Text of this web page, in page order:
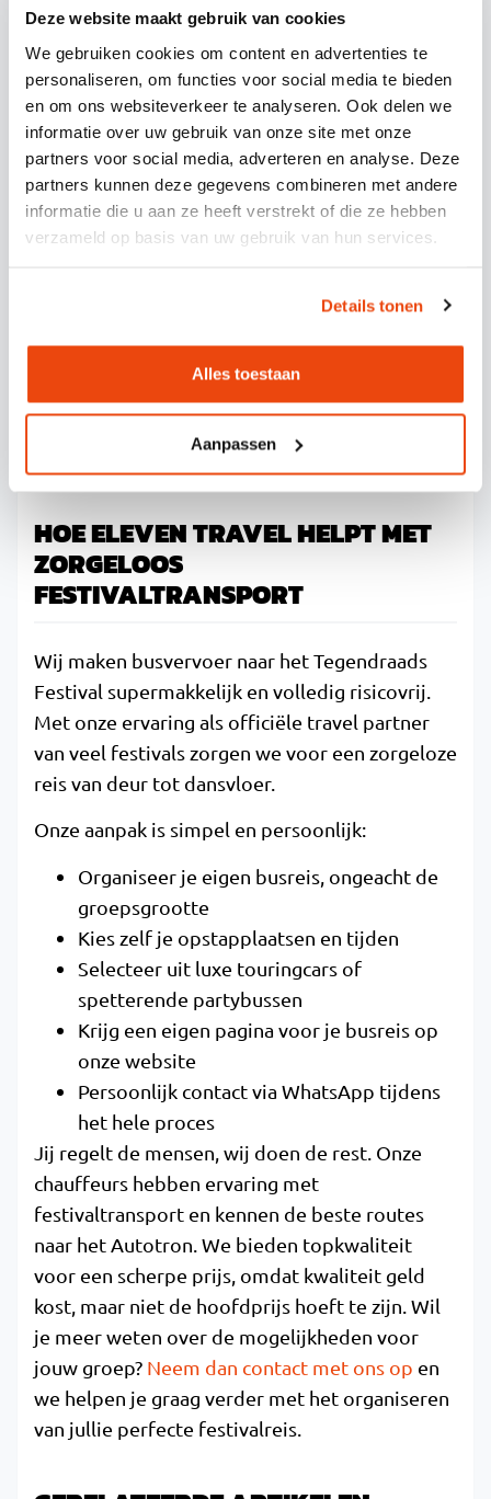
Deze website maakt gebruik van cookies
We gebruiken cookies om content en advertenties te
personaliseren, om functies voor social media te bieden
en om ons websiteverkeer te analyseren. Ook delen we
informatie over uw gebruik van onze site met onze
partners voor social media, adverteren en analyse. Deze
partners kunnen deze gegevens combineren met andere
informatie die u aan ze heeft verstrekt of die ze hebben
verzameld op basis van uw gebruik van hun services.
Details tonen
Alles toestaan
Aanpassen
Begin op tijd met organiseren, idealiter enkele
maanden voor het festival. Maak een
groepsapp of Facebook-groep om
belangstellenden te verzamelen en houd een
lijst bij van bevestigde deelnemers. Bepaal
samen de gewenste opstapplaatsen en tijden,
rekening houdend met de programmering van
het festival.
een partybus voor extra gezelligheid. Vraag
vergelijk niet alleen de prijs, maar ook de
service en betrouwbaarheid. Zorg voor
verdeling van de kosten binnen de groep.
HOE ELEVEN TRAVEL HELPT MET
ZORGELOOS
FESTIVALTRANSPORT
Wij maken busvervoer naar het Tegendraads
Festival supermakkelijk en volledig risicovrij.
Met onze ervaring als officiële travel partner
van veel festivals zorgen we voor een zorgeloze
reis van deur tot dansvloer.
Onze aanpak is simpel en persoonlijk:
Organiseer je eigen busreis, ongeacht de
groepsgrootte
Kies zelf je opstapplaatsen en tijden
Selecteer uit luxe touringcars of
spetterende partybussen
Krijg een eigen pagina voor je busreis op
onze website
Persoonlijk contact via WhatsApp tijdens
het hele proces
Jij regelt de mensen, wij doen de rest. Onze
chauffeurs hebben ervaring met
festivaltransport en kennen de beste routes
naar het Autotron. We bieden topkwaliteit
voor een scherpe prijs, omdat kwaliteit geld
kost, maar niet de hoofdprijs hoeft te zijn. Wil
je meer weten over de mogelijkheden voor
jouw groep? Neem dan contact met ons op en
we helpen je graag verder met het organiseren
van jullie perfecte festivalreis.